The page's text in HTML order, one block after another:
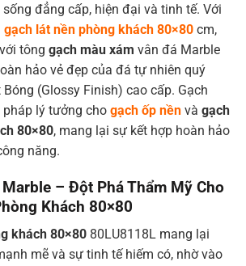
đẳng cấp, hiện đại và tinh tế. Với
gạch lát nền phòng khách 80×80 cm,
tông gạch màu xám vân đá Marble
hảo vẻ đẹp của đá tự nhiên quý
(Glossy Finish) cao cấp. Gạch
lý tưởng cho gạch ốp nền và gạch
80×80, mang lại sự kết hợp hoàn hảo
năng.
– Đột Phá Thẩm Mỹ Cho
Khách 80×80
khách 80×80 80LU8118L mang lại
mẽ và sự tinh tế hiếm có, nhờ vào